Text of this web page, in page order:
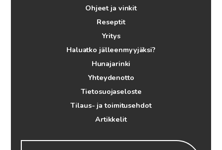
Ohjeet ja vinkit
Reseptit
Yritys
Haluatko jälleenmyyjäksi?
Hunajarinki
Yhteydenotto
Tietosuojaseloste
Tilaus- ja toimitusehdot
Artikkelit